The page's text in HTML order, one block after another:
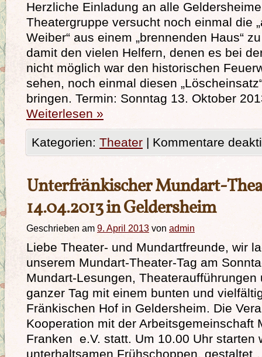
Herzliche Einladung an alle
Theatergruppe versucht noch einmal die
Weiber“ aus einem „brennenden Haus“
damit den vielen Helfern, denen es bei
nicht möglich war den historischen
sehen, noch einmal diesen
bringen. Termin: Sonntag 13. Oktober
Weiterlesen »
Kategorien: Theater | Kommentare
Unterfränkischer Mundart-
14.04.2013 in Geldersheim
Geschrieben am 9. April 2013 von admin
Liebe Theater- und Mundartfreunde, wir
unserem Mundart-Theater-Tag am
Mundart-Lesungen, Theateraufführungen
ganzer Tag mit einem bunten und
Fränkischen Hof in Geldersheim. Die
Kooperation mit der Arbeitsgemeinschaft
Franken e.V. statt. Um 10.00 Uhr starten
unterhaltsamen Frühschoppen, gestaltet